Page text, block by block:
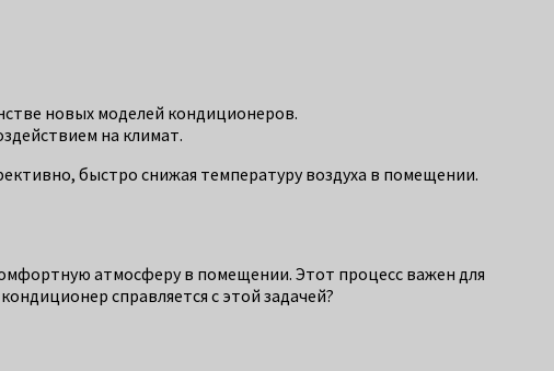
новых моделей кондиционеров.
на климат.
быстро снижая температуру воздуха в помещении.
атмосферу в помещении. Этот процесс важен для
справляется с этой задачей?